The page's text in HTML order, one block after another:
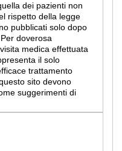
dei pazienti non
rispetto della legge
pubblicati solo dopo
doverosa
medica effettuata
il solo
trattamento
sito devono
suggerimenti di